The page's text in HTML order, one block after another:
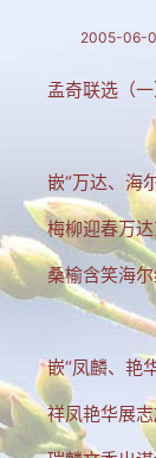
2005-06-
孟奇联选（一
嵌“万达、海
梅柳迎春万
桑榆含笑海
嵌“凤麟、艳
祥凤艳华展